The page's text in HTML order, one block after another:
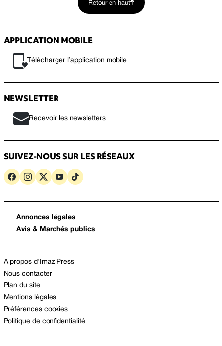
Retour en haut
APPLICATION MOBILE
Télécharger l’application mobile
NEWSLETTER
Recevoir les newsletters
SUIVEZ-NOUS SUR LES RÉSEAUX
Annonces légales
Avis & Marchés publics
A propos d’Imaz Press
Nous contacter
Plan du site
Mentions légales
Préférences cookies
Politique de confidentialité